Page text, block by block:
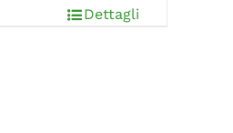
Dettagli